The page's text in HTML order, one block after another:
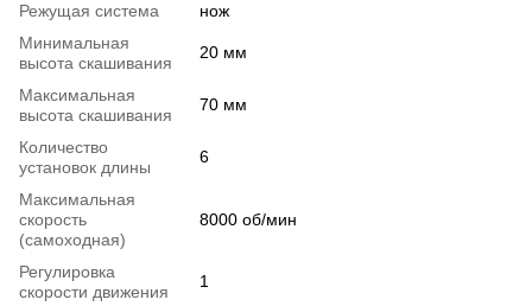
Режущая система
нож
Минимальная
высота скашивания
20 мм
Максимальная
высота скашивания
70 мм
Количество
установок длины
6
Максимальная
скорость
(самоходная)
8000 об/мин
Регулировка
скорости движения
1